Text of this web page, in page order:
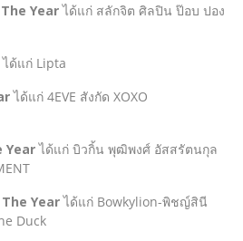
Yearได้แก่ สลักจิต ศิลปิน ป๊อบ ปอง
ได้แก่ Lipta
ได้แก่ 4EVE สังกัด XOXO
Yearได้แก่ บิวกิ้น พุฒิพงศ์ อัสสรัตนกุล
Yearได้แก่ Bowkylion-พิชญ์สินี
Duck